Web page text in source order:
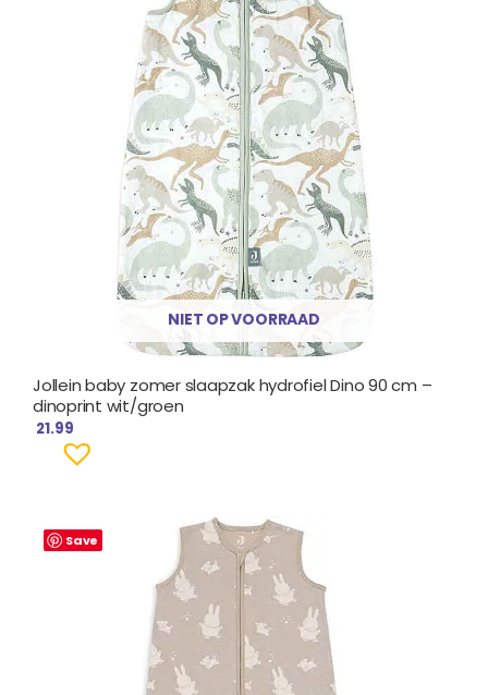
NIET OP VOORRAAD
Jollein baby zomer slaapzak hydrofiel Dino 90 cm –
dinoprint wit/groen
21.99
Save